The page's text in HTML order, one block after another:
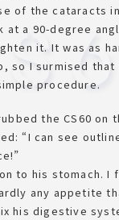
of the cataracts
at a 90-degree
it. It was as
so I surmised that
procedure.
the CS60 on
“I can see
to his stomach. I
any appetite
his digestive